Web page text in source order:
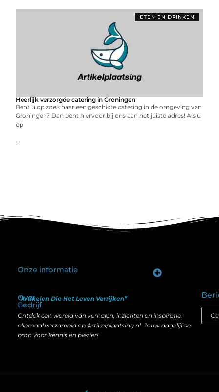
ETEN EN DRINKEN
Heerlijk verzorgde catering in Groningen
Bent u op zoek naar een geschikte catering in de omgeving van
Groningen? Dan bent hiervoor bij ons aan het juiste adres! Als u
op
...
Over
Bedrijf
“Artikelen Die Het Leven Verrijken”
Ontdek een wereld van verhalen, inzichten en inspiratie,
allemaal verzameld op Artikelplaatsing.nl. Jouw dagelijkse
bron voor kennis en plezier!
Onze informatie